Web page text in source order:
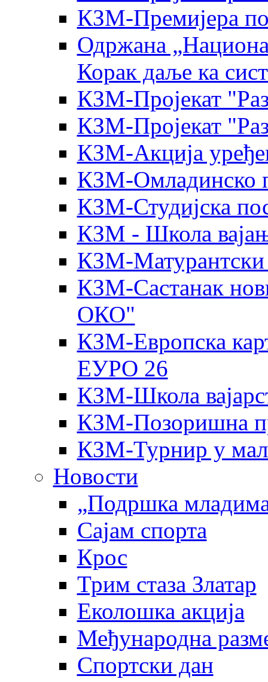
КЗМ-Премијера
Одржана
Корак даље ка
КЗМ-Пројекат
КЗМ-Пројекат
КЗМ-Акција
КЗМ-Омладинско
КЗМ-Студијска
КЗМ - Школа
КЗМ-Матурантски
КЗМ-Састанак
ОКО"
КЗМ-Европска
ЕУРО 26
КЗМ-Школа
КЗМ-Позоришна
КЗМ-Турнир у
Новости
„Подршка
Сајам спорта
Крос
Трим стаза Златар
Еколошка акција
Међународна
Спортски дан